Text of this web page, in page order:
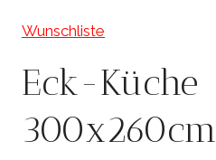
Wunschliste
Eck-Küche
300x260cm